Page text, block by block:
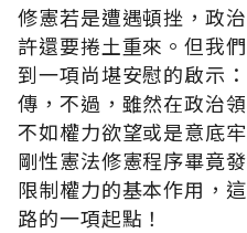
修憲若是遭遇頓挫，政
許還要捲土重來。但我
到一項尚堪安慰的啟示
傳，不過，雖然在政治
不如權力欲望或是意底
剛性憲法修憲程序畢竟
限制權力的基本作用，
路的一項起點！